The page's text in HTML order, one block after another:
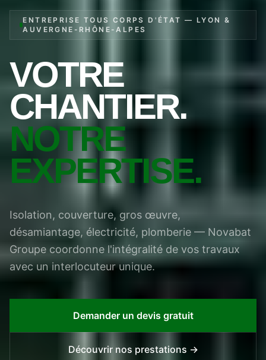
ENTREPRISE TOUS CORPS D'ÉTAT — LYON &
AUVERGNE-RHÔNE-ALPES
VOTRE
CHANTIER.
NOTRE
EXPERTISE.
Isolation, couverture, gros œuvre,
désamiantage, électricité, plomberie — Novabat
Groupe coordonne l'intégralité de vos travaux
avec un interlocuteur unique.
Demander un devis gratuit
Découvrir nos prestations →